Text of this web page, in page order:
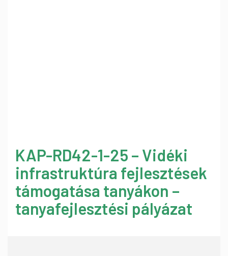
KAP-RD42-1-25 – Vidéki
infrastruktúra fejlesztések
támogatása tanyákon –
tanyafejlesztési pályázat